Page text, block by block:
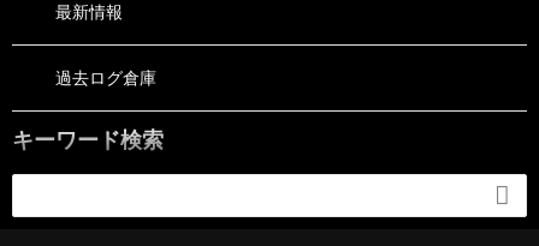
最新情報
過去ログ倉庫
キーワード検索
